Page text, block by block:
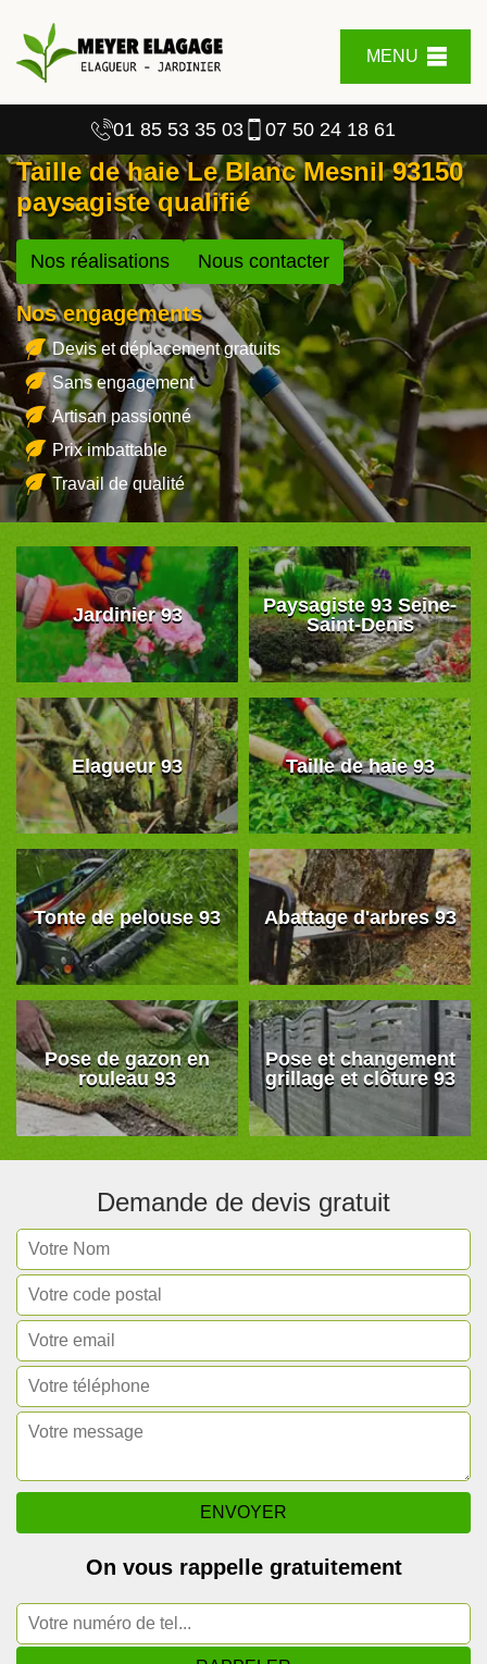
MENU
01 85 53 35 03 07 50 24 18 61
Taille de haie Le Blanc Mesnil 93150
paysagiste qualifié
Nos réalisations Nous contacter
Nos engagements
Devis et déplacement gratuits
Sans engagement
Artisan passionné
Prix imbattable
Travail de qualité
Jardinier 93
Paysagiste 93 Seine-
Saint-Denis
Elagueur 93 Taille de haie 93
Tonte de pelouse 93 Abattage d'arbres 93
Pose de gazon en
rouleau 93
Pose et changement
grillage et clôture 93
Demande de devis gratuit
On vous rappelle gratuitement